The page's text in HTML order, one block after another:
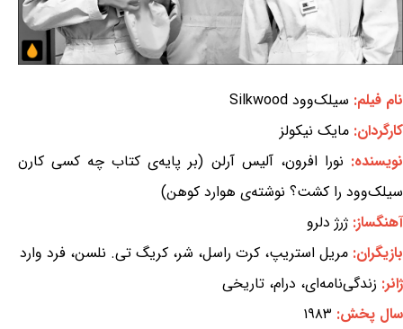
نام فیلم: سیلک‌وود Silkwood
کارگردان: مایک نیکولز
نویسنده: نورا افرون، آلیس آرلن (بر پایه‌ی کتاب چه کسی کارن
سیلک‌وود را کشت؟ نوشته‌ی هوارد کوهن)
آهنگساز: ژرژ دلرو
بازیگران: مریل استریپ، کرت راسل، شر، کریگ تی. نلسن، فرد وارد
ژانر: زندگی‌نامه‌ای، درام، تاریخی
سال پخش: ۱۹۸۳